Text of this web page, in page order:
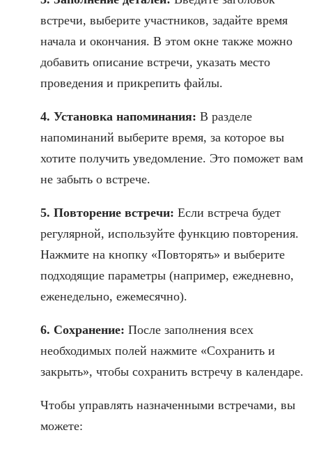
встречи, выберите участников, задайте время
начала и окончания. В этом окне также можно
добавить описание встречи, указать место
проведения и прикрепить файлы.
4. Установка напоминания: В разделе
напоминаний выберите время, за которое вы
хотите получить уведомление. Это поможет вам
не забыть о встрече.
5. Повторение встречи: Если встреча будет
регулярной, используйте функцию повторения.
Нажмите на кнопку «Повторять» и выберите
подходящие параметры (например, ежедневно,
еженедельно, ежемесячно).
6. Сохранение: После заполнения всех
необходимых полей нажмите «Сохранить и
закрыть», чтобы сохранить встречу в календаре.
Чтобы управлять назначенными встречами, вы
можете: